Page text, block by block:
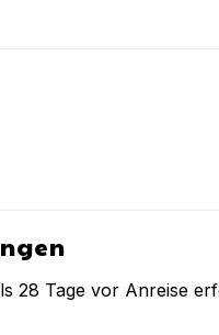
28 Tage vor Anreise